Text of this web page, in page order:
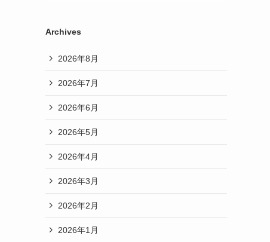
Archives
2026年8月
2026年7月
2026年6月
2026年5月
2026年4月
2026年3月
2026年2月
2026年1月